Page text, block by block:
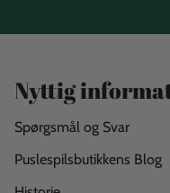
Nyttig
Spørgsmål og Svar
Puslespilsbutikkens Blog